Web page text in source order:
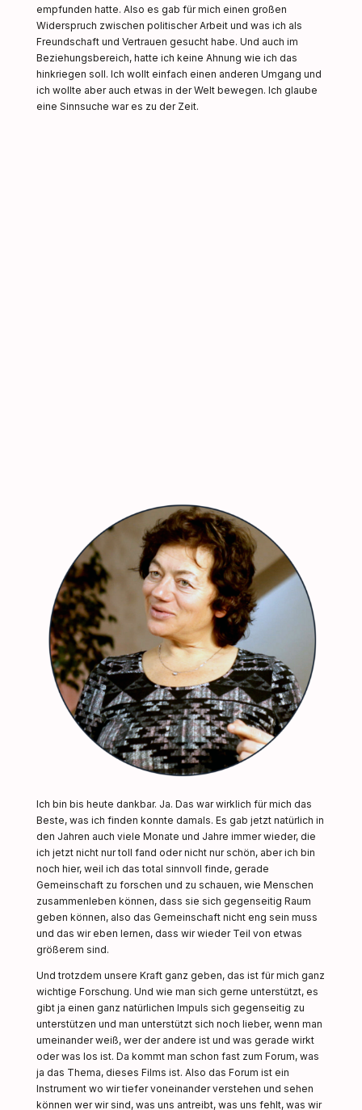
empfunden hatte. Also es gab für mich einen großen
Widerspruch zwischen politischer Arbeit und was ich als
Freundschaft und Vertrauen gesucht habe. Und auch im
Beziehungsbereich, hatte ich keine Ahnung wie ich das
hinkriegen soll. Ich wollt einfach einen anderen Umgang und
ich wollte aber auch etwas in der Welt bewegen. Ich glaube
eine Sinnsuche war es zu der Zeit.
Ich bin bis heute dankbar. Ja. Das war wirklich für mich das
Beste, was ich finden konnte damals. Es gab jetzt natürlich in
den Jahren auch viele Monate und Jahre immer wieder, die
ich jetzt nicht nur toll fand oder nicht nur schön, aber ich bin
noch hier, weil ich das total sinnvoll finde, gerade
Gemeinschaft zu forschen und zu schauen, wie Menschen
zusammenleben können, dass sie sich gegenseitig Raum
geben können, also das Gemeinschaft nicht eng sein muss
und das wir eben lernen, dass wir wieder Teil von etwas
größerem sind.
Und trotzdem unsere Kraft ganz geben, das ist für mich ganz
wichtige Forschung. Und wie man sich gerne unterstützt, es
gibt ja einen ganz natürlichen Impuls sich gegenseitig zu
unterstützen und man unterstützt sich noch lieber, wenn man
umeinander weiß, wer der andere ist und was gerade wirkt
oder was los ist. Da kommt man schon fast zum Forum, was
ja das Thema, dieses Films ist. Also das Forum ist ein
Instrument wo wir tiefer voneinander verstehen und sehen
können wer wir sind, was uns antreibt, was uns fehlt, was wir